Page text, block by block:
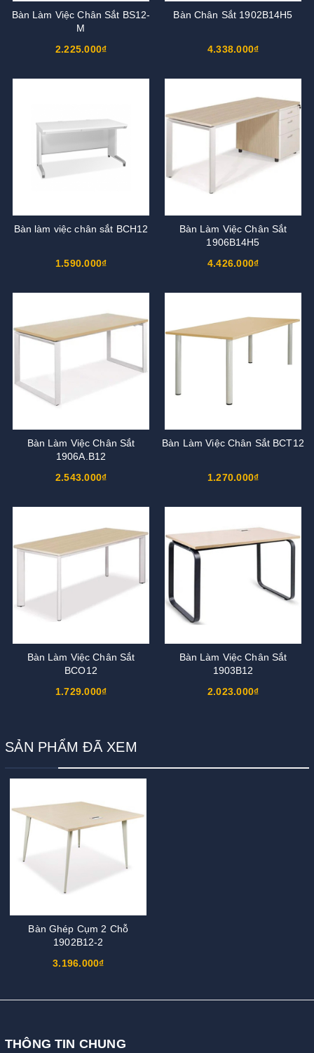
Bàn Làm Việc Chân Sắt BS12-
M
2.225.000₫
Bàn Chân Sắt 1902B14H5
4.338.000₫
Bàn làm việc chân sắt BCH12
1.590.000₫
Bàn Làm Việc Chân Sắt
1906B14H5
4.426.000₫
Bàn Làm Việc Chân Sắt
1906A.B12
2.543.000₫
Bàn Làm Việc Chân Sắt BCT12
1.270.000₫
Bàn Làm Việc Chân Sắt
BCO12
1.729.000₫
Bàn Làm Việc Chân Sắt
1903B12
2.023.000₫
SẢN PHẨM ĐÃ XEM
Bàn Ghép Cụm 2 Chỗ
1902B12-2
3.196.000₫
THÔNG TIN CHUNG